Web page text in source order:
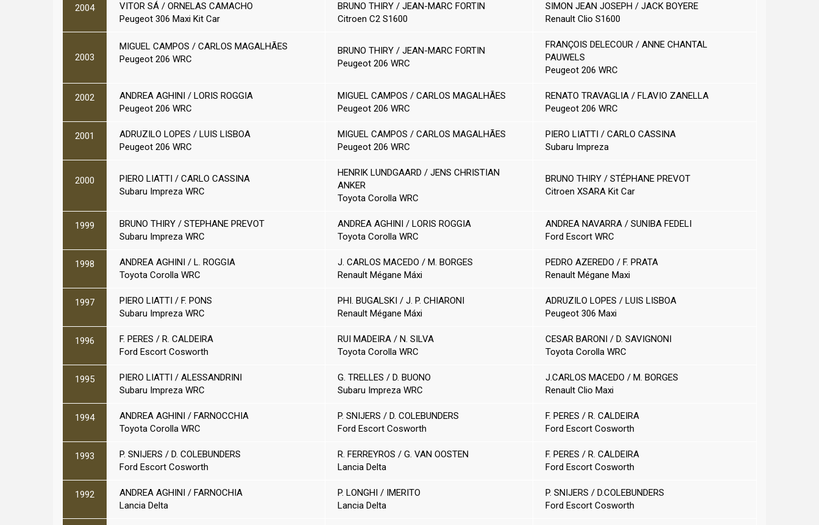
2004
VITOR SÁ / ORNELAS CAMACHO
Peugeot 306 Maxi Kit Car
BRUNO THIRY / JEAN-MARC FORTIN
Citroen C2 S1600
SIMON JEAN JOSEPH / JACK BOYERE
Renault Clio S1600
2003
MIGUEL CAMPOS / CARLOS MAGALHÃES
Peugeot 206 WRC
BRUNO THIRY / JEAN-MARC FORTIN
Peugeot 206 WRC
FRANÇOIS DELECOUR / ANNE CHANTAL
PAUWELS
Peugeot 206 WRC
2002
ANDREA AGHINI / LORIS ROGGIA
Peugeot 206 WRC
MIGUEL CAMPOS / CARLOS MAGALHÃES
Peugeot 206 WRC
RENATO TRAVAGLIA / FLAVIO ZANELLA
Peugeot 206 WRC
2001
ADRUZILO LOPES / LUIS LISBOA
Peugeot 206 WRC
MIGUEL CAMPOS / CARLOS MAGALHÃES
Peugeot 206 WRC
PIERO LIATTI / CARLO CASSINA
Subaru Impreza
2000
PIERO LIATTI / CARLO CASSINA
Subaru Impreza WRC
HENRIK LUNDGAARD / JENS CHRISTIAN
ANKER
Toyota Corolla WRC
BRUNO THIRY / STÉPHANE PREVOT
Citroen XSARA Kit Car
1999
BRUNO THIRY / STEPHANE PREVOT
Subaru Impreza WRC
ANDREA AGHINI / LORIS ROGGIA
Toyota Corolla WRC
ANDREA NAVARRA / SUNIBA FEDELI
Ford Escort WRC
1998
ANDREA AGHINI / L. ROGGIA
Toyota Corolla WRC
J. CARLOS MACEDO / M. BORGES
Renault Mégane Máxi
PEDRO AZEREDO / F. PRATA
Renault Mégane Maxi
1997
PIERO LIATTI / F. PONS
Subaru Impreza WRC
PHI. BUGALSKI / J. P. CHIARONI
Renault Mégane Máxi
ADRUZILO LOPES / LUIS LISBOA
Peugeot 306 Maxi
1996
F. PERES / R. CALDEIRA
Ford Escort Cosworth
RUI MADEIRA / N. SILVA
Toyota Corolla WRC
CESAR BARONI / D. SAVIGNONI
Toyota Corolla WRC
1995
PIERO LIATTI / ALESSANDRINI
Subaru Impreza WRC
G. TRELLES / D. BUONO
Subaru Impreza WRC
J.CARLOS MACEDO / M. BORGES
Renault Clio Maxi
1994
ANDREA AGHINI / FARNOCCHIA
Toyota Corolla WRC
P. SNIJERS / D. COLEBUNDERS
Ford Escort Cosworth
F. PERES / R. CALDEIRA
Ford Escort Cosworth
1993
P. SNIJERS / D. COLEBUNDERS
Ford Escort Cosworth
R. FERREYROS / G. VAN OOSTEN
Lancia Delta
F. PERES / R. CALDEIRA
Ford Escort Cosworth
1992
ANDREA AGHINI / FARNOCHIA
Lancia Delta
P. LONGHI / IMERITO
Lancia Delta
P. SNIJERS / D.COLEBUNDERS
Ford Escort Cosworth